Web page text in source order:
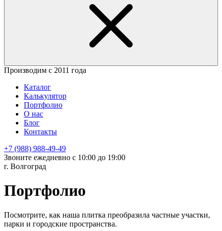
Производим с 2011 года
Каталог
Калькулятор
Портфолио
О нас
Блог
Контакты
+7 (988) 988-49-49
Звоните ежедневно с 10:00 до 19:00
г. Волгоград
Портфолио
Посмотрите, как наша плитка преобразила частные участки,
парки и городские пространства.